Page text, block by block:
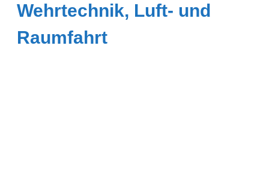
Wehrtechnik, Luft- und
Raumfahrt